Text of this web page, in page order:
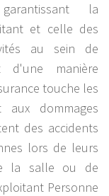
la
et celle des
au sein de
d'une manière
touche les
aux dommages
des accidents
lors de leurs
la salle ou de
Personne